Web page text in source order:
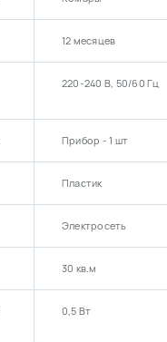
12 месяцев
220-240 В, 50/60 Гц
Прибор - 1 шт
Пластик
Электросеть
30 кв.м
0,5 Вт